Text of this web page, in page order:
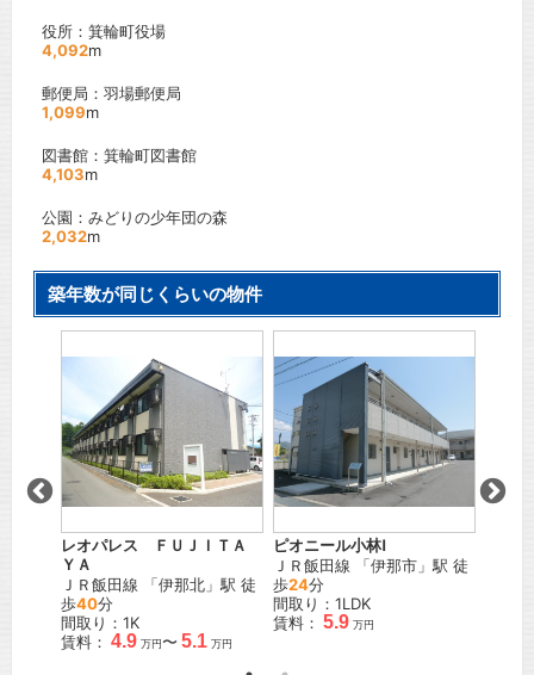
役所：箕輪町役場
4,092m
郵便局：羽場郵便局
1,099m
図書館：箕輪町図書館
4,103m
公園：みどりの少年団の森
2,032m
築年数が同じくらいの物件
レオパレス ＦＵＪＩＴＡ
ＹＡ
ＪＲ飯田線 「伊那北 」駅 徒
歩40分
間取り：1K
賃料： 4.9 万円〜 5.1 万円
ピオニール小林Ⅰ
ＪＲ飯田線 「伊那市 」駅 徒
歩24分
間取り：1LDK
賃料： 5.9 万円